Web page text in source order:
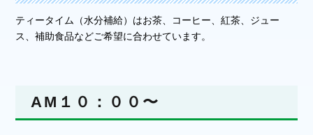
ティータイム（水分補給）はお茶、コーヒー、紅茶、ジュー
ス、補助食品などご希望に合わせています。
AM１０：００〜